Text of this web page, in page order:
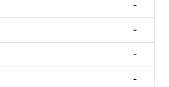
-
-
-
-